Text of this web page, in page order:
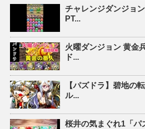
チャレンジダンジョ
PT...
火曜ダンジョン 黄
ド...
【パズドラ】碧地の
ル...
桜井の気まぐれ1「パ